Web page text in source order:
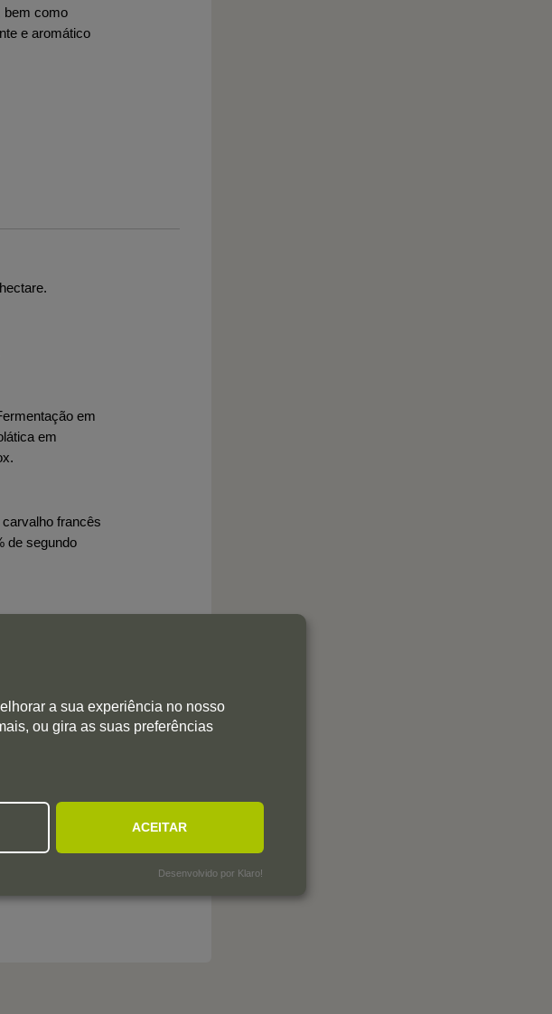
bem como
e aromático
em
em
francês
de segundo
Chalky
will make it
malolactic
with
a sua experiência no nosso
ou gira as suas preferências
ACEITAR
Desenvolvido por Klaro!